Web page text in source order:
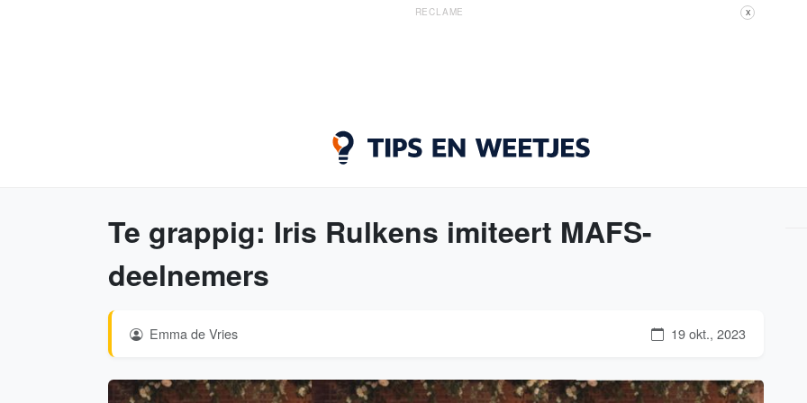
RECLAME X
Te grappig: Iris Rulkens imiteert MAFS-
deelnemers
Emma de Vries 19 okt., 2023